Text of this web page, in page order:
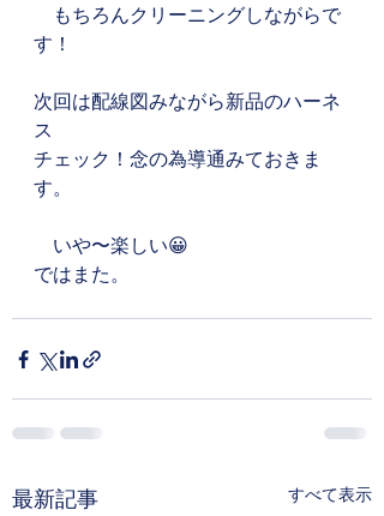
もちろんクリーニングしながらで
す！
次回は配線図みながら新品のハーネ
ス
チェック！念の為導通みておきま
す。
いや〜楽しい😀
ではまた。
最新記事 すべて表示